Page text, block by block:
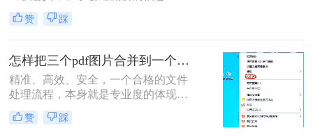
流。”身为一名深耕电脑办公软件测
评多年的博主，我深知高效处理文档
点。面对数十份零散的PDF——可能
是项目报告的不同章节、分散的合同
附件，或是零散的参考资料
赞 踩
怎样把三个pdf图片合并到一个文件？三招搞定，职场效率飙升秘籍！
精准、高效、安全，一个合格的文件
处理流程，本身就是专业度的体现。
在信息爆炸的职场，我们每天都要与
海量文档打交道。你是否也经常遇到
赞 踩